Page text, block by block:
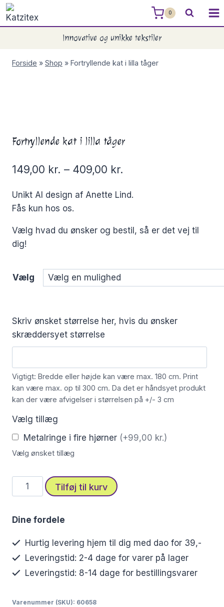
Skip
to
0
Innovative og unikke tekstiler
Forside » Shop » Fortryllende kat i lilla tåger
Fortryllende kat i lilla tåger
149,00 kr. – 409,00 kr.
Unikt AI design af Anette Lind.
Fås kun hos os.
Vælg hvad du ønsker og bestil, så er det vej til
dig!
Vælg
Skriv ønsket størrelse her, hvis du ønsker
skræddersyet størrelse
Vigtigt: Bredde eller højde kan være max. 180 cm. Print
kan være max. op til 300 cm. Da det er håndsyet produkt
kan der være afvigelser i størrelsen på +/- 3 cm
Vælg tillæg
Metalringe i fire hjørner (+99,00 kr.)
Vælg ønsket tillæg
Fortryllende
kat
lilla
Tilføj til kurv
Dine fordele
Hurtig levering hjem til dig med dao for 39,-
Leveringstid: 2-4 dage for varer på lager
Leveringstid: 8-14 dage for bestillingsvarer
Varenummer (SKU): 60658